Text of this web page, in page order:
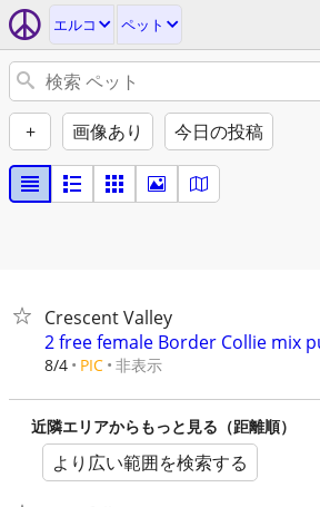
エルコ ペット
+ 画像あり 今日の投稿
Crescent Valley
2 free female Border Collie mix
8/4 PIC 非表示
近隣エリアからもっと見る（距離順）
より広い範囲を検索する